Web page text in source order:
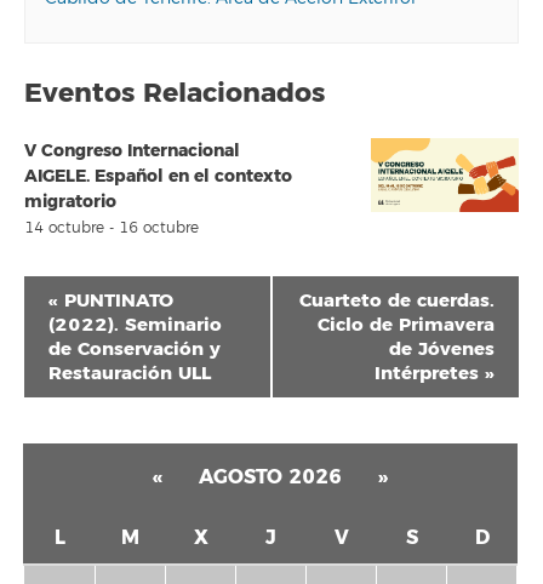
Eventos Relacionados
V Congreso Internacional
AIGELE. Español en el contexto
migratorio
14 octubre - 16 octubre
Navegación
del
Evento
« PUNTINATO
(2022). Seminario
de Conservación y
Restauración ULL
Cuarteto de cuerdas.
Ciclo de Primavera
de Jóvenes
Intérpretes »
« AGOSTO 2026 »
L M X J V S D